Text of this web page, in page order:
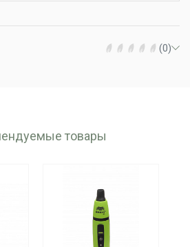
(0)
товары